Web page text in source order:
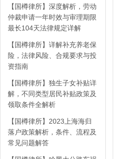
【国樽律所】深度解析，劳动
仲裁申请一年时效与审理期限
最长104天法律规定详解
【国樽律所】详解补充养老保
险，法律风险、合规要求与投
资指南
【国樽律所】独生子女补贴详
解，不同类型居民补贴政策及
领取条件全解析
【国樽律所】2023上海海归
落户政策解析，条件、流程及
常见问题解答